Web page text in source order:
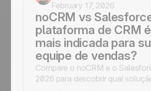
February 17, 2026
noCRM vs
plataforma de CRM
mais indicada para
equipe de vendas?
Compare o noCRM e o
2026 para descobrir qual